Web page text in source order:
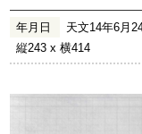
年月日 天文14年6月
縦243 x 横414